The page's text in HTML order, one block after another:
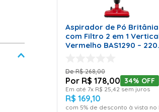
ADICIONAR AO
CARRINHO
Aspirador de Pó Britânia
com Filtro 2 em 1
Vermelho BAS1290 – 220
R$ 268,00
R$ 178,00 34% OFF
Em até 7x R$ 25,42 sem juros
R$ 169,10
com 5% de desconto à vista no